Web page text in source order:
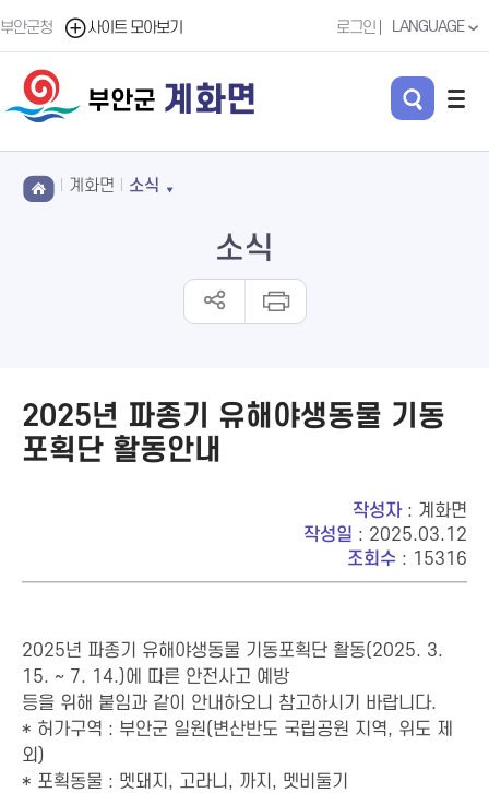
부안군청 사이트 모아보기 로그인 LANGUAGE
부안군 계화면
계화면 소식
소식
2025년 파종기 유해야생동물 기동
포획단 활동안내
작성자: 계화면
작성일 : 2025.03.12
조회수 : 15316
2025년 파종기 유해야생동물 기동포획단 활동(2025. 3.
15. ~ 7. 14.)에 따른 안전사고 예방
등을 위해 붙임과 같이 안내하오니 참고하시기 바랍니다.
* 허가구역 : 부안군 일원(변산반도 국립공원 지역, 위도 제
외)
* 포획동물 : 멧돼지, 고라니, 까지, 멧비둘기